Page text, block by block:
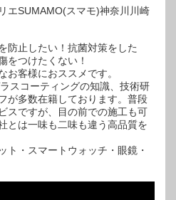
エSUMAMO(スマモ)神奈川川崎
防止したい！抗菌対策をした
をつけたくない！
お客様におススメです。
スコーティングの知識、技術研
が多数在籍しております。普段
スですが、目の前での施工も可
とは一味も二味も違う高品質を
ト・スマートウォッチ・眼鏡・